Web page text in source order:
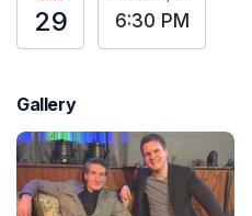
29 6:30 PM
Gallery